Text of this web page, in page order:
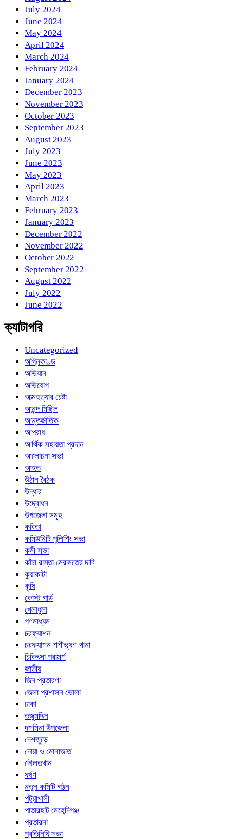
July 2024
June 2024
May 2024
April 2024
March 2024
February 2024
January 2024
December 2023
November 2023
October 2023
September 2023
August 2023
July 2023
June 2023
May 2023
April 2023
March 2023
February 2023
January 2023
December 2022
November 2022
October 2022
September 2022
August 2022
July 2022
June 2022
ক্যাটাগরি
Uncategorized
অগ্নিকাণ্ড
অভিযান
অভিযোগ
আত্মহত্যার চেষ্টা
আনন্দ মিছিল
আন্তর্জাতিক
আপরাধ
আর্থিক সহায়তা প্রদান
আলোচনা সভা
আহত
উঠান বৈঠক
উদ্ধার
উদ্বোধন
উপজেলা সমূহ
কবিতা
কমিউনিটি পুলিশিং সভা
কর্মী সভা
কাঁচা রাস্তা মেরামতের দাবি
কুয়াকাটা
কৃষি
কোস্ট গার্ড
খেলাধুলা
গণমাধ্যম
চরফ্যাশন
চরফ্যাশন শশীভূষণ থানা
চিকিৎসা পরামর্শ
জাতীয়
জিন প্রতারণা
জেলা প্রশাসন ভোলা
ঢাকা
তজুমদ্দিন
দশমিনা উপজেলা
দেশজুড়ে
দোয়া ও মোনাজাত
দৌলতখান
ধর্ষণ
নতুন কমিটি গঠন
পটুয়াখালী
পাতারহাট মেহেন্দিগঞ্জ
প্রতারনা
প্রতিনিধি সভা